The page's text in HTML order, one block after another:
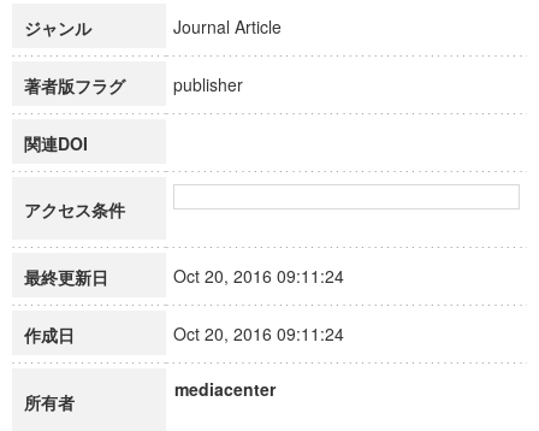
ジャンル Journal Article
著者版フラグ publisher
関連DOI
アクセス条件
最終更新日 Oct 20, 2016 09:11:24
作成日 Oct 20, 2016 09:11:24
所有者
mediacenter